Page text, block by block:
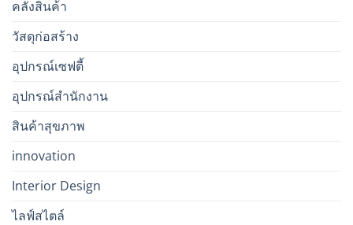
คลังสินค้า
วัสดุก่อสร้าง
อุปกรณ์เซฟตี้
อุปกรณ์สำนักงาน
สินค้าสุขภาพ
innovation
Interior Design
ไลฟ์สไตล์